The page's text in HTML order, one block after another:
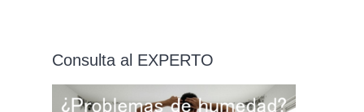
Consulta al EXPERTO